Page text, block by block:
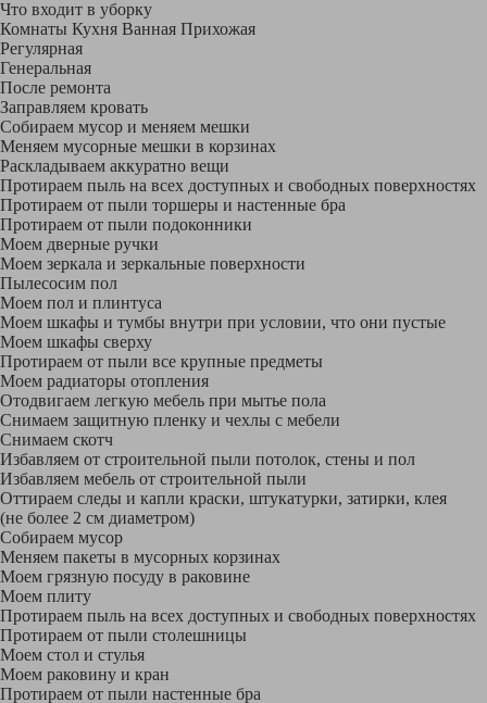
Что входит в уборку
Регу­лярная
Гене­ральная
После ремонта
Заправляем кровать
Собираем мусор и меняем мешки
Меняем мусорные мешки в корзинах
Раскладываем аккуратно вещи
Протираем пыль на всех доступных и свободных поверхностях
Протираем от пыли торшеры и настенные бра
Протираем от пыли подоконники
Моем дверные ручки
Моем зеркала и зеркальные поверхности
Пылесосим пол
Моем пол и плинтуса
Моем шкафы и тумбы внутри при условии, что они пустые
Моем шкафы сверху
Протираем от пыли все крупные предметы
Моем радиаторы отопления
Отодвигаем легкую мебель при мытье пола
Снимаем защитную пленку и чехлы с мебели
Снимаем скотч
Избавляем от строительной пыли потолок, стены и пол
Избавляем мебель от строительной пыли
Оттираем следы и капли краски, штукатурки, затирки, клея
(не более 2 см диаметром)
Собираем мусор
Меняем пакеты в мусорных корзинах
Моем грязную посуду в раковине
Моем плиту
Протираем пыль на всех доступных и свободных поверхностях
Протираем от пыли столешницы
Моем стол и стулья
Моем раковину и кран
Протираем от пыли настенные бра